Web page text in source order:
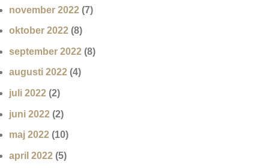
november 2022 (7)
oktober 2022 (8)
september 2022 (8)
augusti 2022 (4)
juli 2022 (2)
juni 2022 (2)
maj 2022 (10)
april 2022 (5)